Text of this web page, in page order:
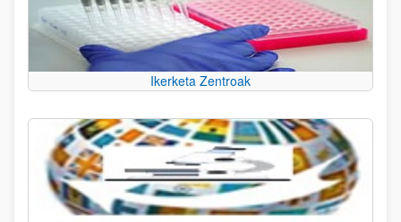
Ikerketa Zentroak